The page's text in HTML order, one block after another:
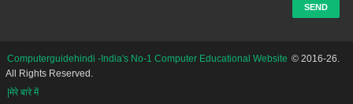
Computerguidehindi -India's No-1 Computer Educational Website © 2016-26.
All Rights Reserved.
|मेरे बारे में